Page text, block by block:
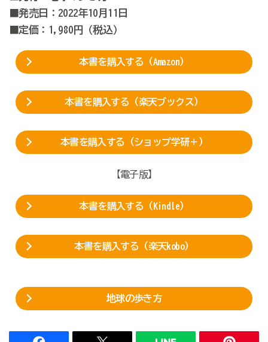
■発売日：2022年10月11日
■定価：1,980円（税込）
本書を購入する（Amazon）
本書を購入する（楽天ブックス）
本書を購入する（ショップ学研＋）
【電子版】
本書を購入する（Kindle）
本書を購入する（楽天kobo）
地球の歩き方